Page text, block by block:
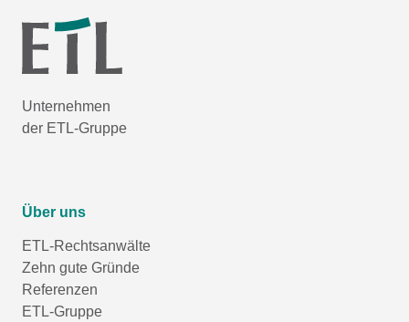
Unternehmen
der ETL-Gruppe
Über uns
ETL-Rechtsanwälte
Zehn gute Gründe
Referenzen
ETL-Gruppe